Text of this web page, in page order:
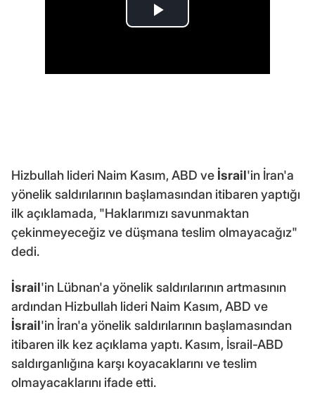
Hizbullah lideri Naim Kasım, ABD ve İsrail'in İran'a
yönelik saldırılarının başlamasından itibaren yaptığı
ilk açıklamada, "Haklarımızı savunmaktan
çekinmeyeceğiz ve düşmana teslim olmayacağız"
dedi.
İsrail'in Lübnan'a yönelik saldırılarının artmasının
ardından Hizbullah lideri Naim Kasım, ABD ve
İsrail'in İran'a yönelik saldırılarının başlamasından
itibaren ilk kez açıklama yaptı. Kasım, İsrail-ABD
saldırganlığına karşı koyacaklarını ve teslim
olmayacaklarını ifade etti.